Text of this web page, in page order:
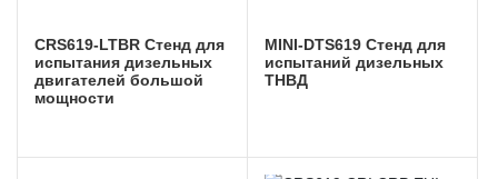
CRS619-LTBR Стенд для
испытания дизельных
двигателей большой
мощности
MINI-DTS619 Стенд для
испытаний дизельных
ТНВД